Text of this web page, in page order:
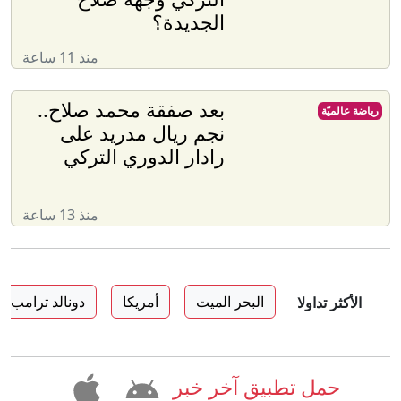
الجديدة؟
منذ 11 ساعة
بعد صفقة محمد صلاح..
نجم ريال مدريد على
رادار الدوري التركي
منذ 13 ساعة
رياضة عالميّة
الأكثر تداولا البحر الميت أمريكا دونالد ترامب
حمل تطبيق آخر خبر